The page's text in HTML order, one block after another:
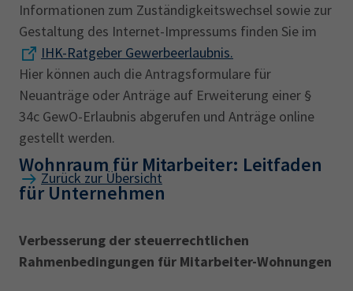
Informationen zum Zuständigkeitswechsel sowie zur
Gestaltung des Internet-Impressums finden Sie im
IHK-Ratgeber Gewerbeerlaubnis.
Hier können auch die Antragsformulare für
Neuanträge oder Anträge auf Erweiterung einer §
34c GewO-Erlaubnis abgerufen und Anträge online
gestellt werden.
Zurück zur Übersicht
Wohnraum für Mitarbeiter: Leitfaden
für Unternehmen
Verbesserung der steuerrechtlichen
Rahmenbedingungen für Mitarbeiter-Wohnungen